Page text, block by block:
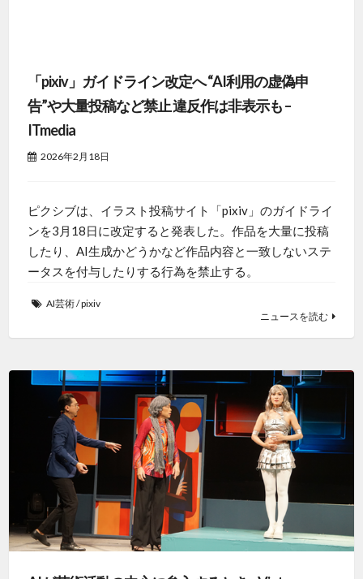
「pixiv」ガイドライン改定へ “AI利用の虚偽申
告”や大量投稿など禁止 違反作は非表示も –
ITmedia
2026年2月18日
ピクシブは、イラスト投稿サイト「pixiv」のガイドライ
ンを3月18日に改定すると発表した。作品を大量に投稿
したり、AI生成かどうかなど作品内容と一致しないステ
ータスを付与したりする行為を禁止する。
AI芸術/pixiv
ニュースを読む